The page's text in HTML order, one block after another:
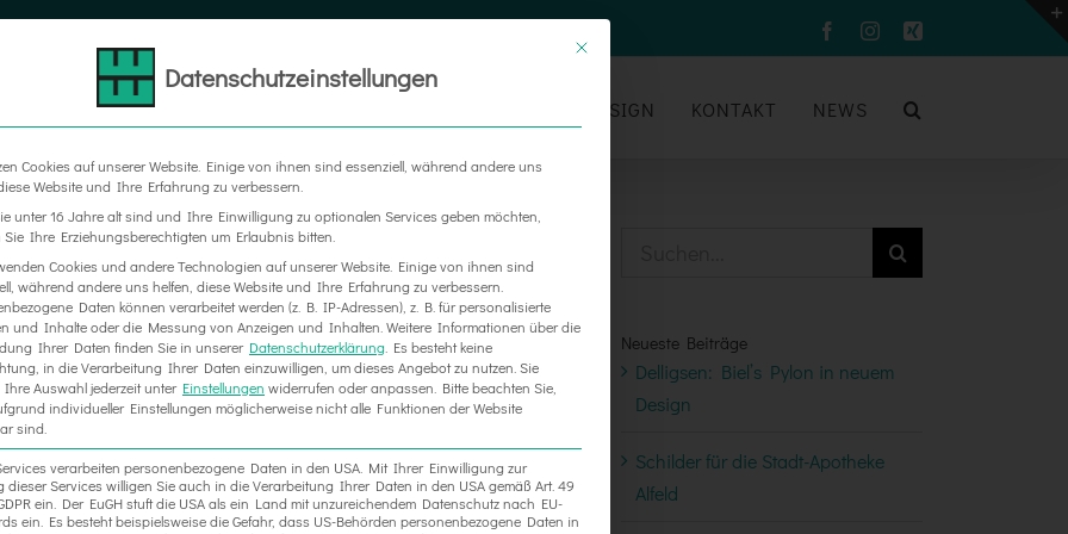
FacebookInstagram
Xing
MESSEBAU DESIGN KONTAKT NEWS
Neueste Beiträge
Delligsen: Biel’s Pylon in neuem
Design
Schilder für die Stadt-Apotheke
Alfeld
Datenschutzeinstellungen
Cookies auf unserer Website. Einige von ihnen sind essenziell, während andere uns
Website und Ihre Erfahrung zu verbessern.
unter 16 Jahre alt sind und Ihre Einwilligung zu optionalen Services geben möchten,
Sie Ihre Erziehungsberechtigten um Erlaubnis bitten.
Cookies und andere Technologien auf unserer Website. Einige von ihnen sind
während andere uns helfen, diese Website und Ihre Erfahrung zu verbessern.
Daten können verarbeitet werden (z. B. IP-Adressen), z. B. für personalisierte
und Inhalte oder die Messung von Anzeigen und Inhalten. Weitere Informationen über die
Ihrer Daten finden Sie in unserer Datenschutzerklärung Es besteht keine
in die Verarbeitung Ihrer Daten einzuwilligen, um dieses Angebot zu nutzen. Sie
Auswahl jederzeit unter Einstellungen widerrufen oder anpassen. Bitte beachten Sie,
individueller Einstellungen möglicherweise nicht alle Funktionen der Website
sind.
verarbeiten personenbezogene Daten in den USA. Mit Ihrer Einwilligung zur
dieser Services willigen Sie auch in die Verarbeitung Ihrer Daten in den USA gemäß Art. 49
ein. Der EuGH stuft die USA als ein Land mit unzureichendem Datenschutz nach EU-
ein. Es besteht beispielsweise die Gefahr, dass US-Behörden personenbezogene Daten in